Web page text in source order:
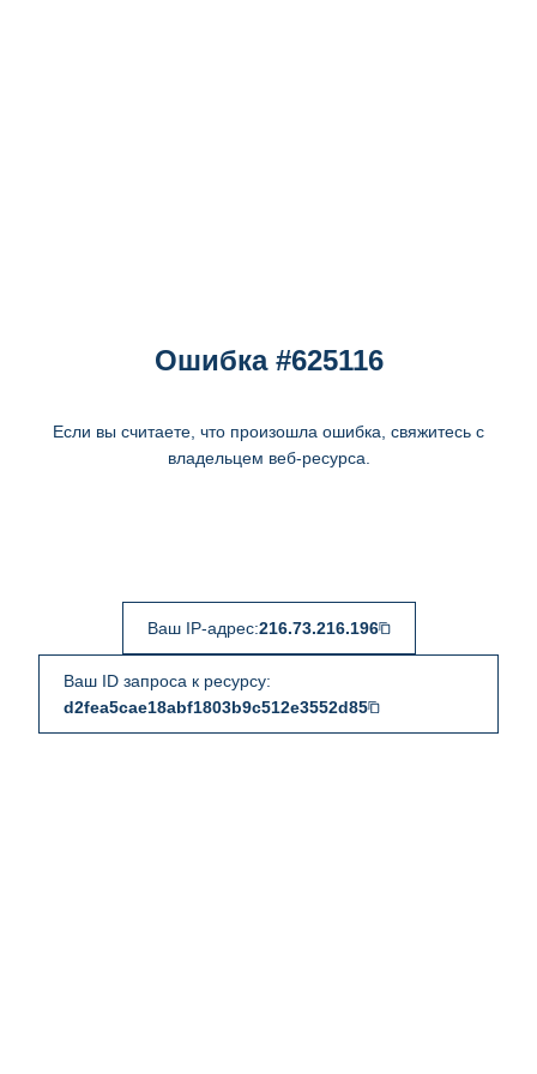
Ошибка #625116
Если вы считаете, что произошла ошибка, свяжитесь с
владельцем веб-ресурса.
Ваш IP-адрес:216.73.216.196
Ваш ID запроса к ресурсу:
d2fea5cae18abf1803b9c512e3552d85